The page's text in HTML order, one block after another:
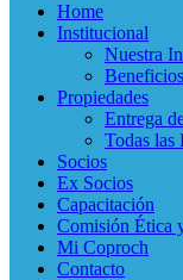
Home
Institucional
Nuestra
Beneficios
Propiedades
Entrega
Todas las
Socios
Ex Socios
Capacitación
Comisión Ética
Mi Coproch
Contacto